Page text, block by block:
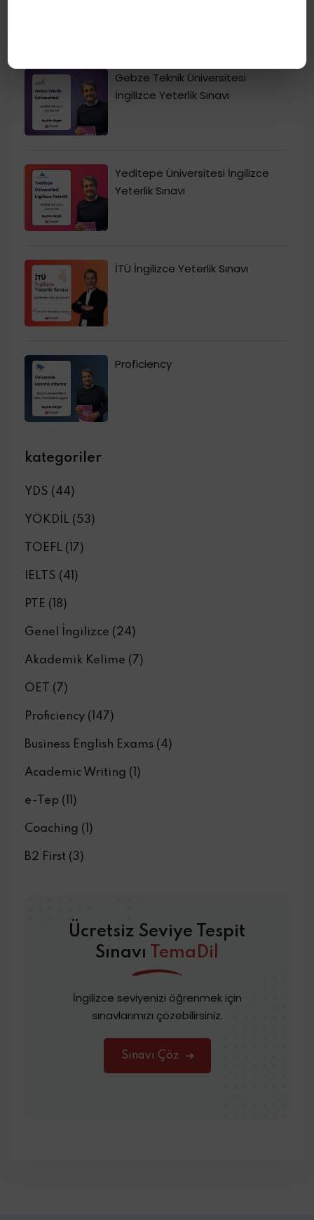
Gebze Teknik Üniversitesi
İngilizce Yeterlik Sınavı
Yeditepe Üniversitesi İngilizce
Yeterlik Sınavı
İTÜ İngilizce Yeterlik Sınavı
Proficiency
kategoriler
YDS (44)
YÖKDİL (53)
TOEFL (17)
IELTS (41)
PTE (18)
Genel İngilizce (24)
Akademik Kelime (7)
OET (7)
Proficiency (147)
Business English Exams (4)
Academic Writing (1)
e-Tep (11)
Coaching (1)
B2 First (3)
Ücretsiz Seviye Tespit
Sınavı TemaDil
İngilizce seviyenizi öğrenmek için
sınavlarımızı çözebilirsiniz.
Sınavı Çöz